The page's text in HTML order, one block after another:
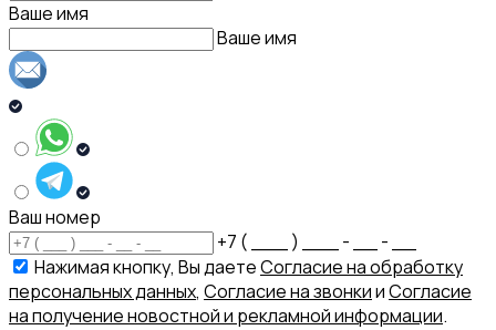
Ваше имя
Ваше имя
Ваш номер
+7 ( ___ ) ___ - __ - __
Нажимая кнопку, Вы даетеСогласие на обработку
персональных данных, Согласие на звонкииСогласие
на получение новостной и рекламной информации.